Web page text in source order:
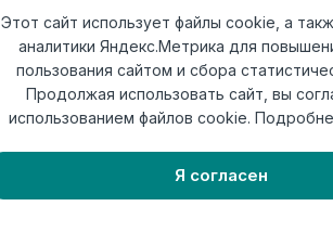
Вид
ковролина
Страна
Этот сайт использует файлы cookie, а
аналитики Яндекс.Метрика для
пользования сайтом и сбора
Продолжая использовать сайт, вы
использованием файлов cookie.
Я согласен